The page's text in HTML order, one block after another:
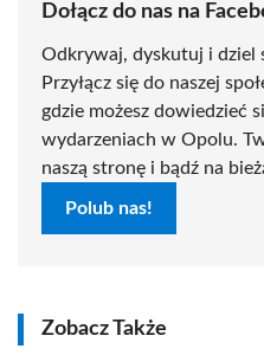
Dołącz do nas na
Odkrywaj, dyskutuj i dziel
Przyłącz się do naszej
gdzie możesz dowiedzieć
wydarzeniach w Opolu.
naszą stronę i bądź na
Polub nas!
Zobacz Także